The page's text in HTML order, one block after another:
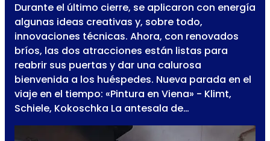
Durante el último cierre, se aplicaron con energía
algunas ideas creativas y, sobre todo,
innovaciones técnicas. Ahora, con renovados
bríos, las dos atracciones están listas para
reabrir sus puertas y dar una calurosa
bienvenida a los huéspedes. Nueva parada en el
viaje en el tiempo: «Pintura en Viena» - Klimt,
Schiele, Kokoschka La antesala de…